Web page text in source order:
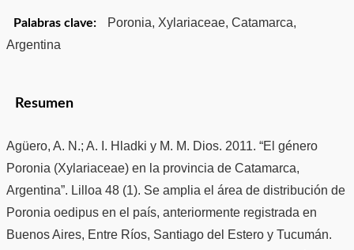
Palabras clave:
Poronia, Xylariaceae, Catamarca,
Argentina
Resumen
Agüero, A. N.; A. I. Hladki y M. M. Dios. 2011. “El género
Poronia (Xylariaceae) en la provincia de Catamarca,
Argentina”. Lilloa 48 (1). Se amplia el área de distribución de
Poronia oedipus en el país, anteriormente registrada en
Buenos Aires, Entre Ríos, Santiago del Estero y Tucumán.